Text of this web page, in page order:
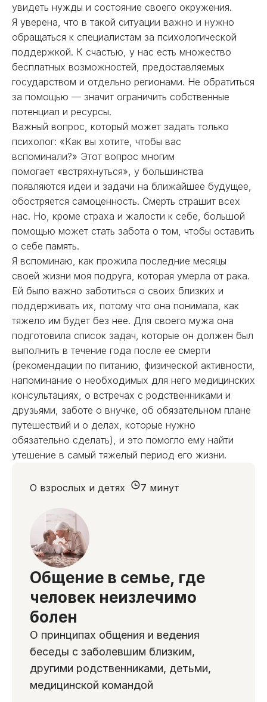
увидеть нужды и состояние своего окружения.
Я уверена, что в такой ситуации важно и нужно
обращаться к специалистам за психологической
поддержкой. К счастью, у нас есть множество
бесплатных возможностей, предоставляемых
государством и отдельно регионами. Не обратиться
за помощью — значит ограничить собственные
потенциал и ресурсы.
Важный вопрос, который может задать только
психолог: «Как вы хотите, чтобы вас
вспоминали?» Этот вопрос многим
помогает «встряхнуться», у большинства
появляются идеи и задачи на ближайшее будущее,
обостряется самоценность. Смерть страшит всех
нас. Но, кроме страха и жалости к себе, большой
помощью может стать забота о том, чтобы оставить
о себе память.
Я вспоминаю, как прожила последние месяцы
своей жизни моя подруга, которая умерла от рака.
Ей было важно заботиться о своих близких и
поддерживать их, потому что она понимала, как
тяжело им будет без нее. Для своего мужа она
подготовила список задач, которые он должен был
выполнить в течение года после ее смерти
(рекомендации по питанию, физической активности,
напоминание о необходимых для него медицинских
консультациях, о встречах с родственниками и
друзьями, заботе о внучке, об обязательном плане
путешествий и о делах, которые нужно
обязательно сделать), и это помогло ему найти
утешение в самый тяжелый период его жизни.
Общение в семье, где
человек неизлечимо
болен
О принципах общения и ведения
беседы с заболевшим близким,
другими родственниками, детьми,
медицинской командой
О взрослых и детях 7 минут